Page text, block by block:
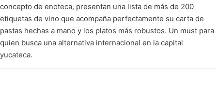
concepto de enoteca, presentan una lista de más de 200
etiquetas de vino que acompaña perfectamente su carta de
pastas hechas a mano y los platos más robustos. Un must para
quien busca una alternativa internacional en la capital
yucateca.